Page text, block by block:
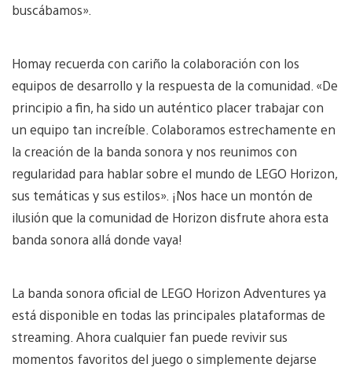
buscábamos».
Homay recuerda con cariño la colaboración con los
equipos de desarrollo y la respuesta de la comunidad. «De
principio a fin, ha sido un auténtico placer trabajar con
un equipo tan increíble. Colaboramos estrechamente en
la creación de la banda sonora y nos reunimos con
regularidad para hablar sobre el mundo de LEGO Horizon,
sus temáticas y sus estilos». ¡Nos hace un montón de
ilusión que la comunidad de Horizon disfrute ahora esta
banda sonora allá donde vaya!
La banda sonora oficial de LEGO Horizon Adventures ya
está disponible en todas las principales plataformas de
streaming. Ahora cualquier fan puede revivir sus
momentos favoritos del juego o simplemente dejarse